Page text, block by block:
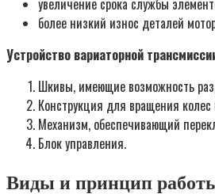
более низкий износ деталей
Устройство вариаторной
Шкивы, имеющие возможность
Конструкция для вращения
Механизм, обеспечивающий
Блок управления.
Виды и принцип